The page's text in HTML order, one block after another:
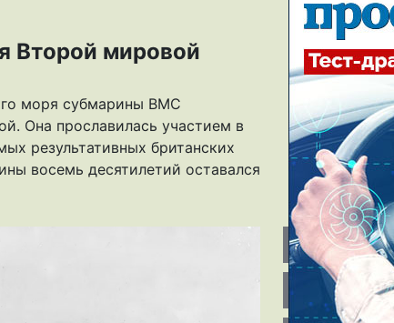
Второй мировой
моря субмарины ВМС
Она прославилась участием в
результативных британских
восемь десятилетий оставался